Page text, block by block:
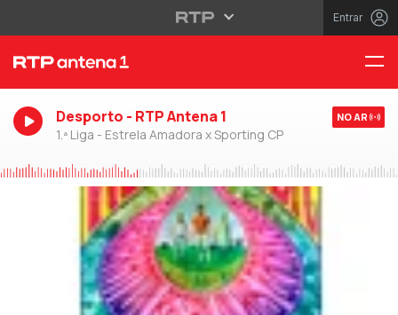
Entrar
Desporto - RTP Antena 1
1.ª Liga - Estrela Amadora x Sporting CP
NO AR